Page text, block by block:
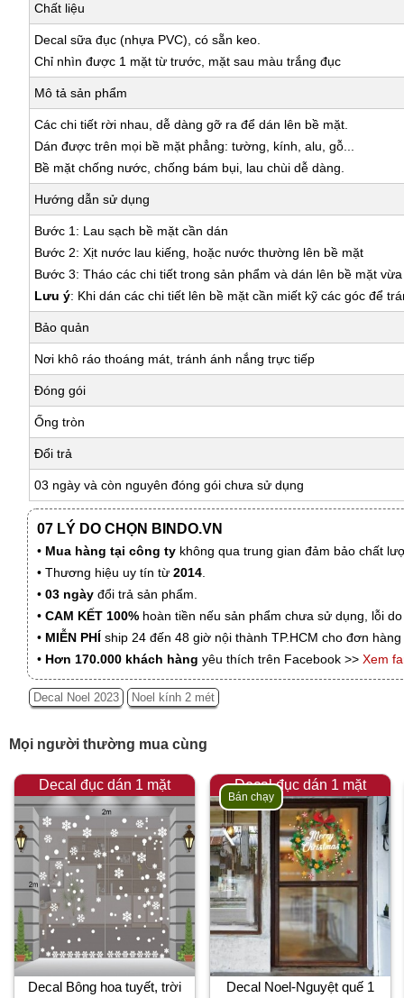
Chất liệu
Decal sữa đục (nhựa PVC), có sẵn keo.
Chỉ nhìn được 1 mặt từ trước, mặt sau màu trắng đục
Mô tả sản phẩm
Các chi tiết rời nhau, dễ dàng gỡ ra để dán lên bề mặt.
Dán được trên mọi bề mặt phẳng: tường, kính, alu, gỗ...
Bề mặt chống nước, chống bám bụi, lau chùi dễ dàng.
Hướng dẫn sử dụng
Bước 1: Lau sạch bề mặt cần dán
Bước 2: Xịt nước lau kiếng, hoặc nước thường lên bề mặt
Bước 3: Tháo các chi tiết trong sản phẩm và dán lên bề mặt
Lưu ý: Khi dán các chi tiết lên bề mặt cần miết kỹ các góc để
Bảo quản
Nơi khô ráo thoáng mát, tránh ánh nắng trực tiếp
Đóng gói
Ống tròn
Đổi trả
03 ngày và còn nguyên đóng gói chưa sử dụng
07 LÝ DO CHỌN BINDO.VN
• Mua hàng tại công ty không qua trung gian đảm bảo chất
• Thương hiệu uy tín từ 2014.
• 03 ngày đổi trả sản phẩm.
• CAM KẾT 100% hoàn tiền nếu sản phẩm chưa sử dụng, lỗi
• MIỄN PHÍ ship 24 đến 48 giờ nội thành TP.HCM cho đơn
• Hơn 170.000 khách hàng yêu thích trên Facebook >> Xem
Decal Noel 2023 Noel kính 2 mét
Mọi người thường mua cùng
Decal đục dán 1 mặt
Decal Bông hoa tuyết, trời
Decal đục dán 1 mặt
Bán chạy
Decal Noel-Nguyệt quế 1